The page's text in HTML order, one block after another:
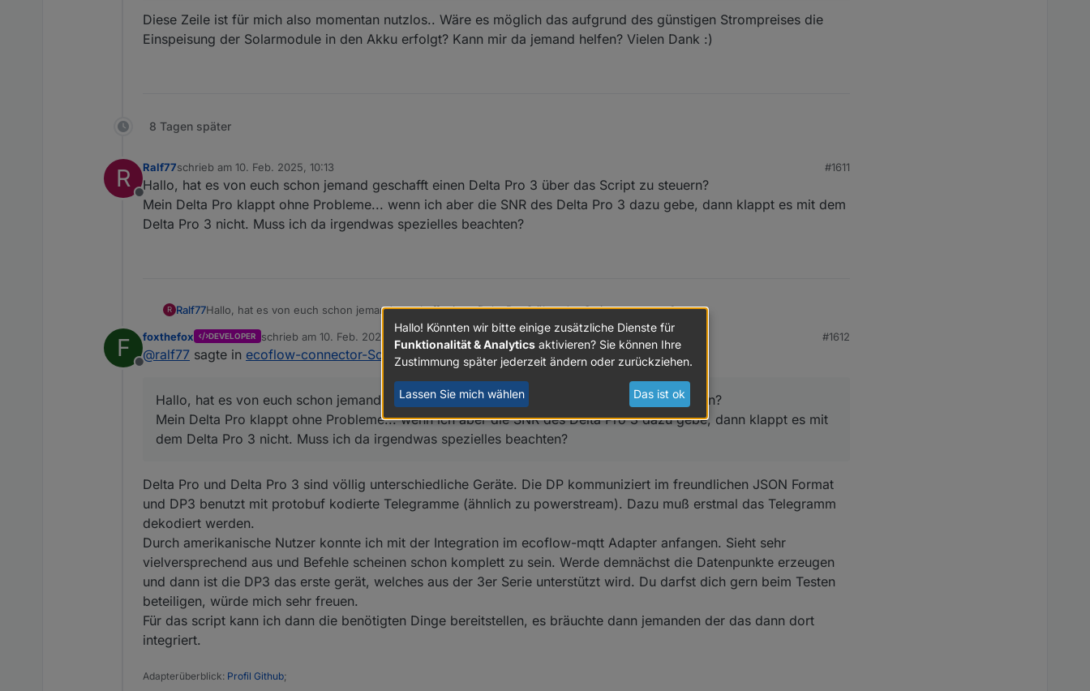
javascript.0	21:53:11.216	info	script.js.Ecoflow_Adapter: Batfaktor:1
javascript.0	21:53:11.216	info	script.js.Ecoflow_Adapter: ueberschuss:0
Diese Zeile ist für mich also momentan nutzlos.. Wäre es möglich das aufgrund des günstigen Strompreises die
Einspeisung der Solarmodule in den Akku erfolgt? Kann mir da jemand helfen? Vielen Dank :)
8 Tagen später
R
Offline
Ralf77schrieb am 10. Feb. 2025, 10:13
zuletzt editiert von
#1611
Hallo, hat es von euch schon jemand geschafft einen Delta Pro 3 über das Script zu steuern?
Mein Delta Pro klappt ohne Probleme... wenn ich aber die SNR des Delta Pro 3 dazu gebe, dann klappt es mit dem
Delta Pro 3 nicht. Muss ich da irgendwas spezielles beachten?
R Ralf77Hallo, hat es von euch schon jemand geschafft einen Delta Pro 3 über das Script zu steuern?
Mein Delta Pro klappt ohne Probleme... wenn ich aber die SNR des Delta Pro 3 dazu gebe, dann klappt es mit dem Delta Pro 3
nicht. Muss ich da irgendwas spezielles beachten?
F
Offline
foxthefox DEVELOPER schrieb am 10. Feb. 2025, 14:33
zuletzt editiert von
#1612
@ralf77 sagte in ecoflow-connector-Script zur dynamischen Leistungsanpassung:
Hallo, hat es von euch schon jemand geschafft einen Delta Pro 3 über das Script zu steuern?
Mein Delta Pro klappt ohne Probleme... wenn ich aber die SNR des Delta Pro 3 dazu gebe, dann klappt es mit
dem Delta Pro 3 nicht. Muss ich da irgendwas spezielles beachten?
Delta Pro und Delta Pro 3 sind völlig unterschiedliche Geräte. Die DP kommuniziert im freundlichen JSON Format
und DP3 benutzt mit protobuf kodierte Telegramme (ähnlich zu powerstream). Dazu muß erstmal das Telegramm
dekodiert werden.
Durch amerikanische Nutzer konnte ich mit der Integration im ecoflow-mqtt Adapter anfangen. Sieht sehr
vielversprechend aus und Befehle scheinen schon komplett zu sein. Werde demnächst die Datenpunkte erzeugen
und dann ist die DP3 das erste gerät, welches aus der 3er Serie unterstützt wird. Du darfst dich gern beim Testen
beteiligen, würde mich sehr freuen.
Für das script kann ich dann die benötigten Dinge bereitstellen, es bräuchte dann jemanden der das dann dort
integriert.
Adapterüberblick: Profil Github;
Hallo! Könnten wir bitte einige zusätzliche Dienste für
Funktionalität & Analytics aktivieren? Sie können Ihre
Zustimmung später jederzeit ändern oder zurückziehen.
Lassen Sie mich wählen Das ist ok